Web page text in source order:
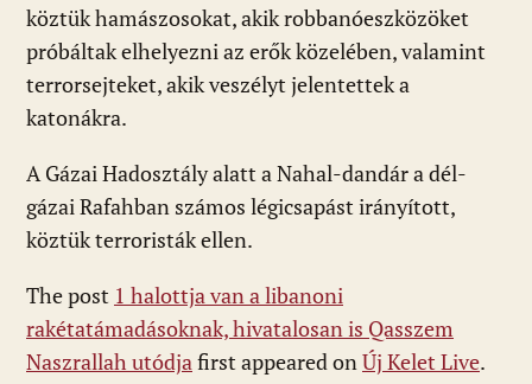
köztük hamászosokat, akik robbanóeszközöket
próbáltak elhelyezni az erők közelében, valamint
terrorsejteket, akik veszélyt jelentettek a
katonákra.
A Gázai Hadosztály alatt a Nahal-dandár a dél-
gázai Rafahban számos légicsapást irányított,
köztük terroristák ellen.
The post 1 halottja van a libanoni
rakétatámadásoknak, hivatalosan is Qasszem
Naszrallah utódjafirst appeared onÚj Kelet Live.